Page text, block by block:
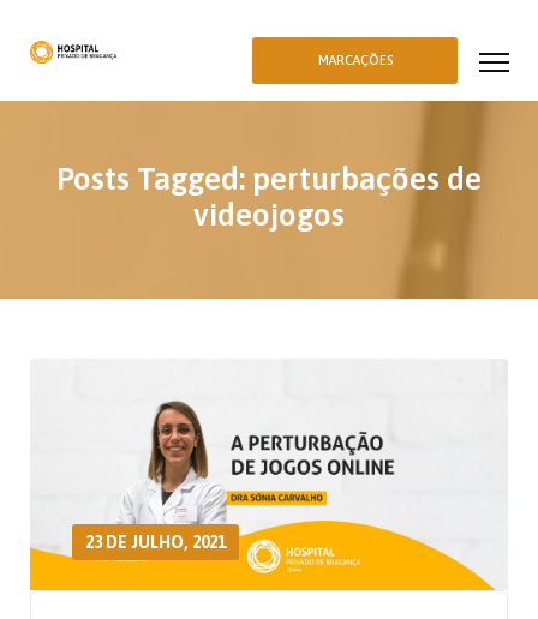
MARCAÇÕES
Posts Tagged: perturbações de
videojogos
23 DE JULHO, 2021